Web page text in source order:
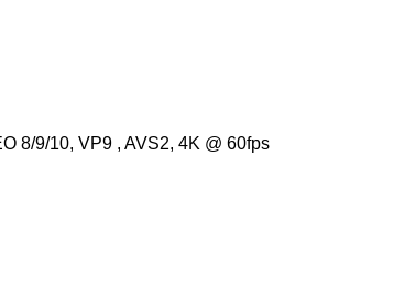
8/9/10, VP9 , AVS2, 4K @ 60fps